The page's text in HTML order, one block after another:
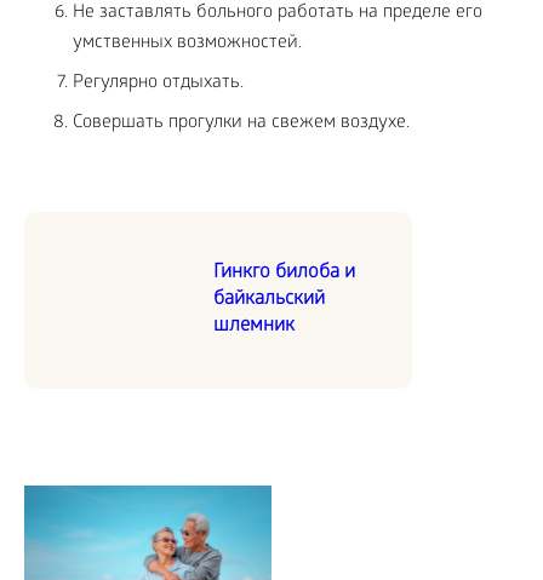
Не заставлять больного работать на пределе его
умственных возможностей.
Регулярно отдыхать.
Совершать прогулки на свежем воздухе.
Гинкго билоба и
байкальский
шлемник